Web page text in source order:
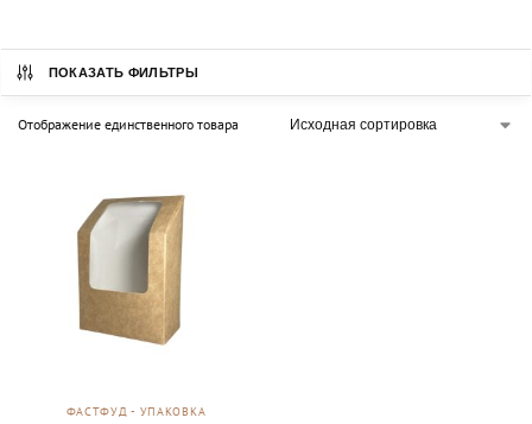
ПОКАЗАТЬ ФИЛЬТРЫ
Отображение единственного товара
ФАСТФУД - УПАКОВКА